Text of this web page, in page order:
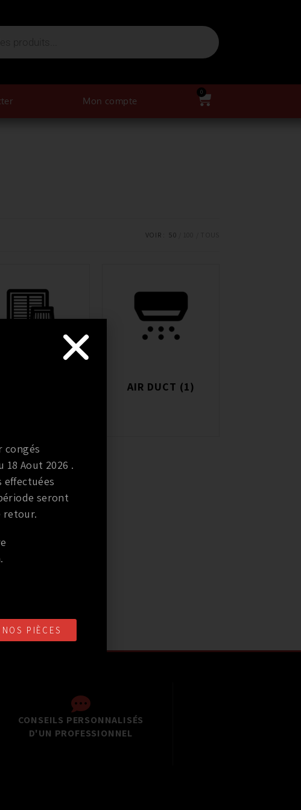
Mon compte
0
VOIR : 50
AIR DUCT (1)
CONSEILS PERSONNALISÉS
D'UN PROFESSIONNEL
congés
18 Aout 2026 .
effectuées
seront
retour.
PIÈCES